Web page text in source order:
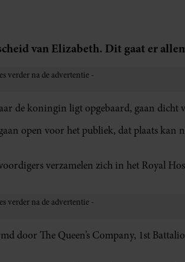
van Elizabeth. Dit gaat er
de koningin ligt opgebaard, gaan dicht
open voor het publiek, dat plaats kan
verzamelen zich in het Royal
door The Queen’s Company, 1st